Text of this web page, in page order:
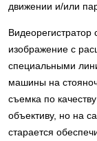
движении и/или
Видеорегистратор
изображение с
специальными
машины на
съемка по
объективу, но на
старается